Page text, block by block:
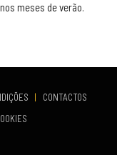
meses de verão.
|
CONTACTOS